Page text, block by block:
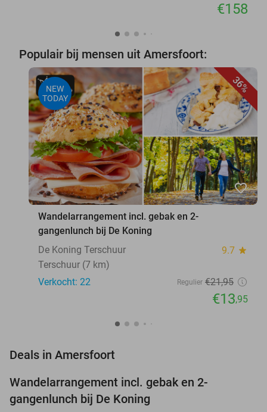
€158
Populair bij mensen uit Amersfoort:
36%
NEW
TODAY
favorite_border
Wandelarrangement incl. gebak en 2-
gangenlunch bij De Koning
De Koning Terschuur
9.7 star
Terschuur (7 km)
Verkocht: 22
Regulier €21,95
€13,95
Deals in Amersfoort
TODAY
Wandelarrangement incl. gebak en 2-
gangenlunch bij De Koning